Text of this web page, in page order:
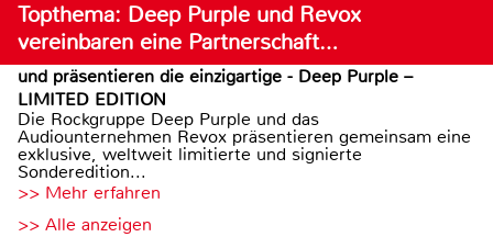
Topthema: Deep Purple und Revox
vereinbaren eine Partnerschaft…
und präsentieren die einzigartige - Deep Purple –
LIMITED EDITION
Die Rockgruppe Deep Purple und das
Audiounternehmen Revox präsentieren gemeinsam eine
exklusive, weltweit limitierte und signierte
Sonderedition...
>> Mehr erfahren
>> Alle anzeigen